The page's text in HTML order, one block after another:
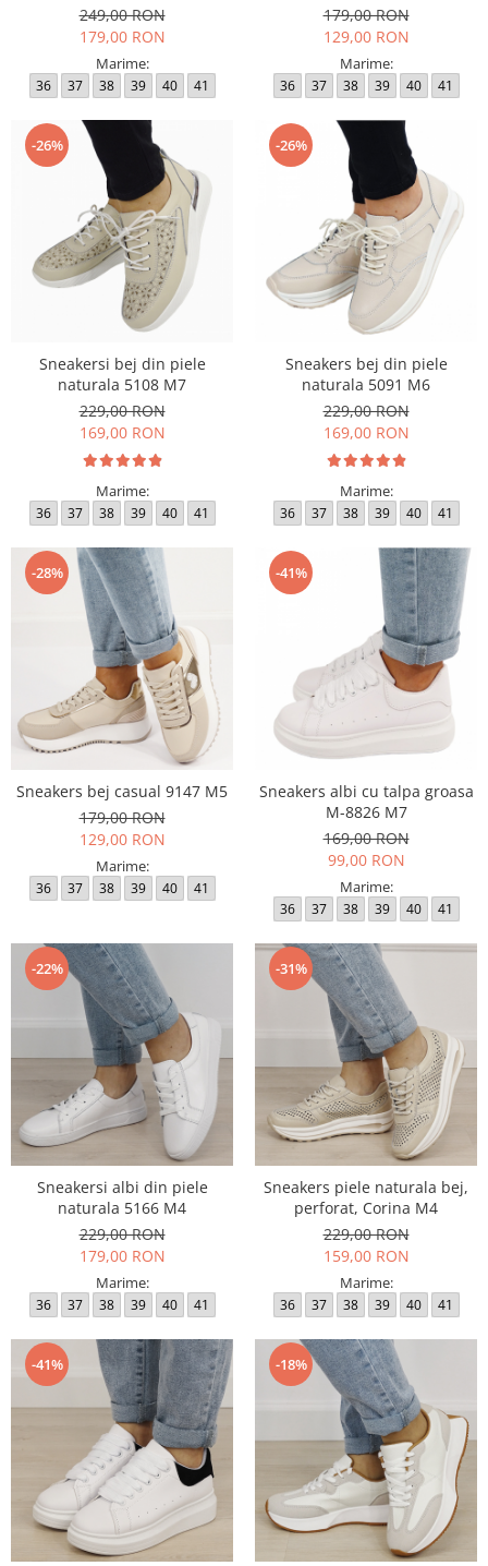
249,00 RON
179,00 RON
Marime:
36 37 38 39 40 41
179,00 RON
129,00 RON
Marime:
36 37 38 39 40 41
-26%
Sneakersi bej din piele
naturala 5108 M7
229,00 RON
169,00 RON
Marime:
36 37 38 39 40 41
-26%
Sneakers bej din piele
naturala 5091 M6
229,00 RON
169,00 RON
Marime:
36 37 38 39 40 41
-28%
Sneakers bej casual 9147 M5
179,00 RON
129,00 RON
Marime:
36 37 38 39 40 41
-41%
Sneakers albi cu talpa groasa
M-8826 M7
169,00 RON
99,00 RON
Marime:
36 37 38 39 40 41
-22%
Sneakersi albi din piele
naturala 5166 M4
229,00 RON
179,00 RON
Marime:
36 37 38 39 40 41
-31%
Sneakers piele naturala bej,
perforat, Corina M4
229,00 RON
159,00 RON
Marime:
36 37 38 39 40 41
-41% -18%